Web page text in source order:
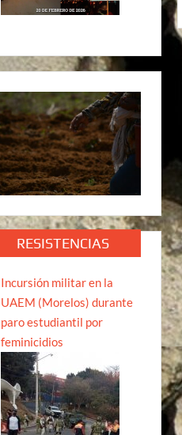
RESISTENCIAS
Incursión militar en la
UAEM (Morelos) durante
paro estudiantil por
feminicidios